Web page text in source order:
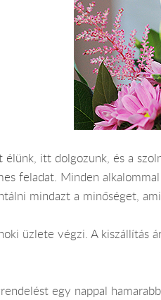
itt dolgozunk, és a
feladat. Minden
mindazt a minőséget,
üzlete végzi. A
egy nappal